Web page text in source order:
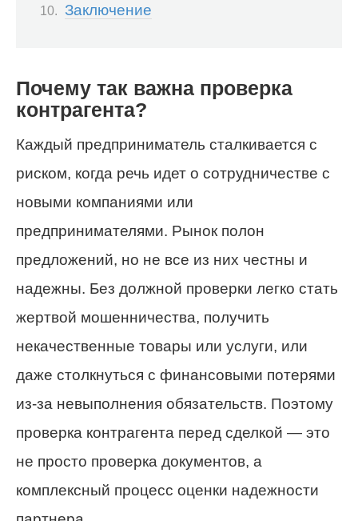
Заключение
Почему так важна проверка
контрагента?
Каждый предприниматель сталкивается с
риском, когда речь идет о сотрудничестве с
новыми компаниями или
предпринимателями. Рынок полон
предложений, но не все из них честны и
надежны. Без должной проверки легко стать
жертвой мошенничества, получить
некачественные товары или услуги, или
даже столкнуться с финансовыми потерями
из-за невыполнения обязательств. Поэтому
проверка контрагента перед сделкой — это
не просто проверка документов, а
комплексный процесс оценки надежности